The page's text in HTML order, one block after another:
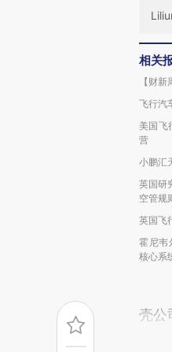
相关
【财
飞行汽
美国飞
营
小鹏汇
英国研
空管规
英国飞
霍尼韦
核心系
壳公